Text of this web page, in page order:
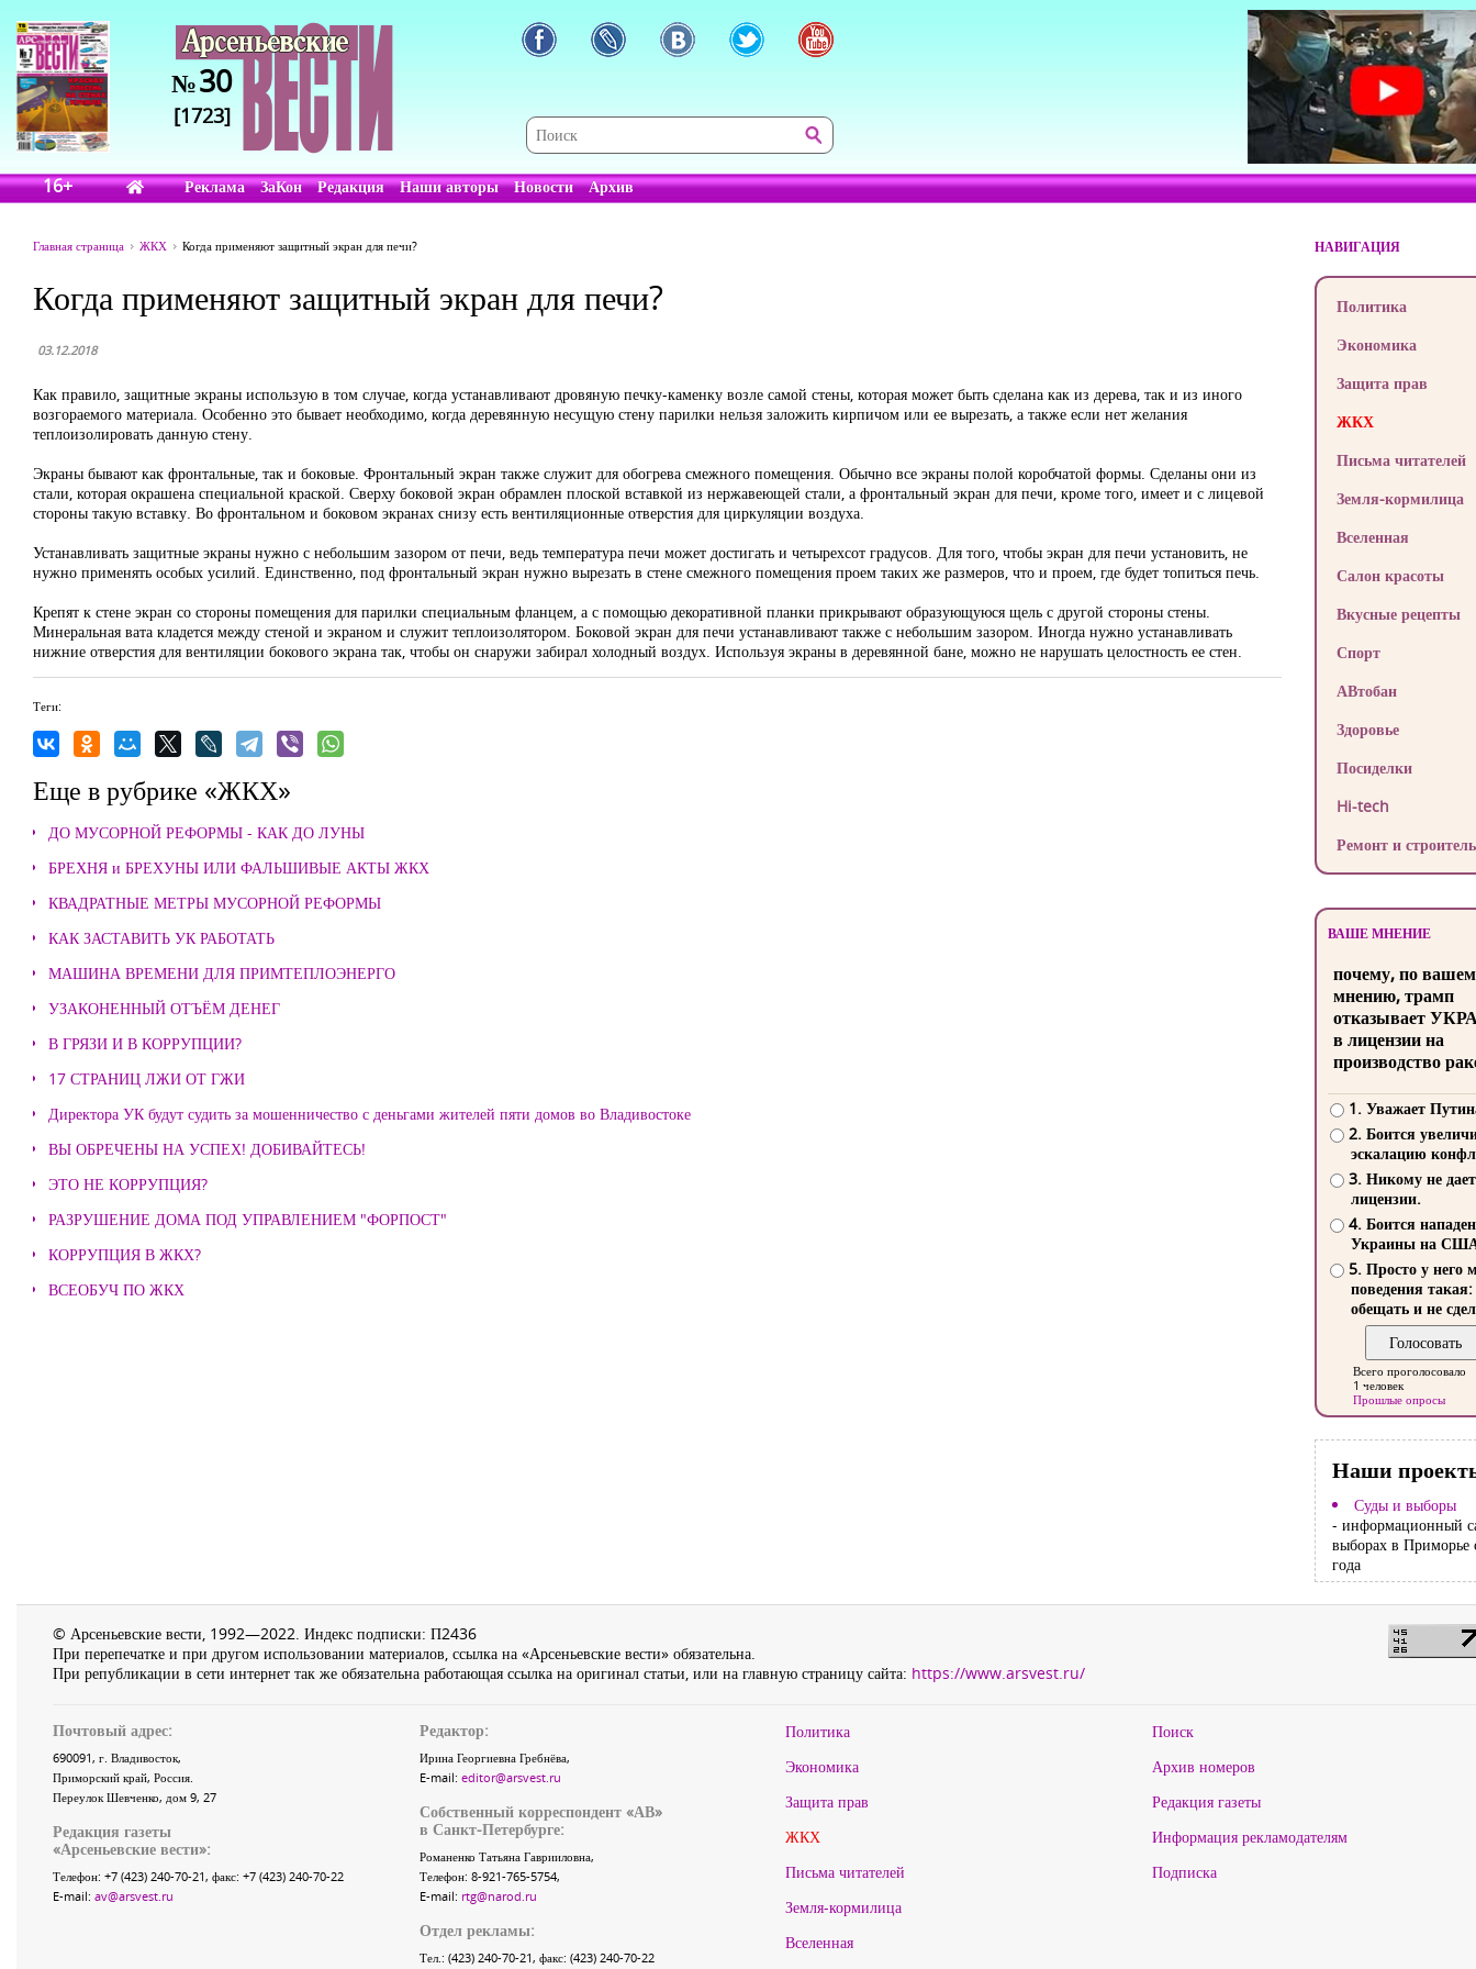
№30
[1723]
16+ Реклама ЗаКон Редакция Наши авторы Новости Архив
Главная страница ЖКХ Когда применяют защитный экран для печи?
Когда применяют защитный экран для печи?
03.12.2018
Как правило, защитные экраны использую в том случае, когда устанавливают дровяную печку-каменку возле самой стены, которая может быть сделана как из дерева, так и из иного
возгораемого материала. Особенно это бывает необходимо, когда деревянную несущую стену парилки нельзя заложить кирпичом или ее вырезать, а также если нет желания
теплоизолировать данную стену.
Экраны бывают как фронтальные, так и боковые. Фронтальный экран также служит для обогрева смежного помещения. Обычно все экраны полой коробчатой формы. Сделаны они из
стали, которая окрашена специальной краской. Сверху боковой экран обрамлен плоской вставкой из нержавеющей стали, а фронтальный экран для печи, кроме того, имеет и с лицевой
стороны такую вставку. Во фронтальном и боковом экранах снизу есть вентиляционные отверстия для циркуляции воздуха.
Устанавливать защитные экраны нужно с небольшим зазором от печи, ведь температура печи может достигать и четырехсот градусов. Для того, чтобы экран для печи установить, не
нужно применять особых усилий. Единственно, под фронтальный экран нужно вырезать в стене смежного помещения проем таких же размеров, что и проем, где будет топиться печь.
Крепят к стене экран со стороны помещения для парилки специальным фланцем, а с помощью декоративной планки прикрывают образующуюся щель с другой стороны стены.
Минеральная вата кладется между стеной и экраном и служит теплоизолятором. Боковой экран для печи устанавливают также с небольшим зазором. Иногда нужно устанавливать
нижние отверстия для вентиляции бокового экрана так, чтобы он снаружи забирал холодный воздух. Используя экраны в деревянной бане, можно не нарушать целостность ее стен.
Теги:
Еще в рубрике «ЖКХ»
ДО МУСОРНОЙ РЕФОРМЫ - КАК ДО ЛУНЫ
БРЕХНЯ и БРЕХУНЫ ИЛИ ФАЛЬШИВЫЕ АКТЫ ЖКХ
КВАДРАТНЫЕ МЕТРЫ МУСОРНОЙ РЕФОРМЫ
КАК ЗАСТАВИТЬ УК РАБОТАТЬ
МАШИНА ВРЕМЕНИ ДЛЯ ПРИМТЕПЛОЭНЕРГО
УЗАКОНЕННЫЙ ОТЪЁМ ДЕНЕГ
В ГРЯЗИ И В КОРРУПЦИИ?
17 СТРАНИЦ ЛЖИ ОТ ГЖИ
Директора УК будут судить за мошенничество с деньгами жителей пяти домов во Владивостоке
ВЫ ОБРЕЧЕНЫ НА УСПЕХ! ДОБИВАЙТЕСЬ!
ЭТО НЕ КОРРУПЦИЯ?
РАЗРУШЕНИЕ ДОМА ПОД УПРАВЛЕНИЕМ "ФОРПОСТ"
КОРРУПЦИЯ В ЖКХ?
ВСЕОБУЧ ПО ЖКХ
НАВИГАЦИЯ
Политика
Экономика
Защита прав
ЖКХ
Письма читателей
Земля-кормилица
Вселенная
Салон красоты
Вкусные рецепты
Спорт
АВтобан
Здоровье
Посиделки
Hi-tech
Ремонт и
ВАШЕ МНЕНИЕ
почему, по
мнению, трамп
отказывает
в лицензии на
производство
1. Уважает
2. Боится
эскалацию
3. Никому не
лицензии.
4. Боится
Украины на
5. Просто у него
поведения такая:
обещать и не
Всего проголосовало
1 человек
Прошлые опросы
Наши
Суды и выборы
- информационный
выборах в Приморье
года
© Арсеньевские вести, 1992—2022. Индекс подписки: П2436
При перепечатке и при другом использовании материалов, ссылка на «Арсеньевские вести» обязательна.
При републикации в сети интернет так же обязательна работающая ссылка на оригинал статьи, или на главную страницу сайта: https://www.arsvest.ru/
Почтовый адрес:
690091, г. Владивосток,
Приморский край, Россия.
Переулок Шевченко, дом 9, 27
Редакция газеты
«Арсеньевские вести»:
Телефон: +7 (423) 240-70-21, факс: +7 (423) 240-70-22
E-mail: av@arsvest.ru
Редактор:
Ирина Георгиевна Гребнёва,
E-mail: editor@arsvest.ru
Собственный корреспондент «АВ»
в Санкт-Петербурге:
Романенко Татьяна Гаврииловна,
Телефон: 8-921-765-5754,
E-mail: rtg@narod.ru
Отдел рекламы:
Тел.: (423) 240-70-21, факс: (423) 240-70-22
Политика
Экономика
Защита прав
ЖКХ
Письма читателей
Земля-кормилица
Вселенная
Поиск
Архив номеров
Редакция газеты
Информация рекламодателям
Подписка